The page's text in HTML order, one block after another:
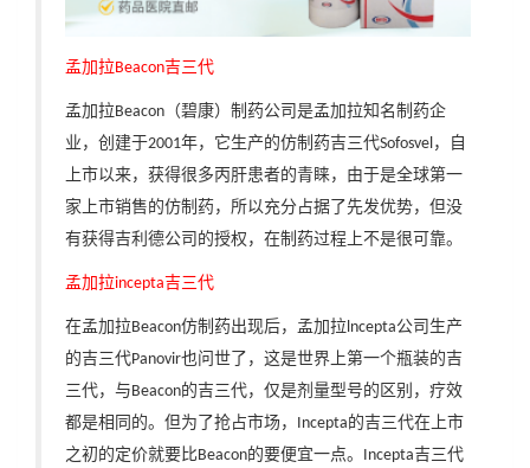
孟加拉Beacon吉三代
孟加拉Beacon （碧康）制药公司是孟加拉知名制药企
业，创建于2001年，它生产的仿制药吉三代Sofosvel ，自
上市以来，获得很多丙肝患者的青睐，由于是全球第一
家上市销售的仿制药，所以充分占据了先发优势，但没
有获得吉利德公司的授权，在制药过程上不是很可靠。
孟加拉incepta吉三代
在孟加拉Beacon仿制药出现后，孟加拉 lncepta公司生产
的吉三代Panovir也问世了，这是世界上第一个瓶装的吉
三代，与Beacon的吉三代，仅是剂量型号的区别，疗效
都是相同的。但为了抢占市场， Incepta的吉三代在上市
之初的定价就要比Beacon的要便宜一点。 Incepta吉三代